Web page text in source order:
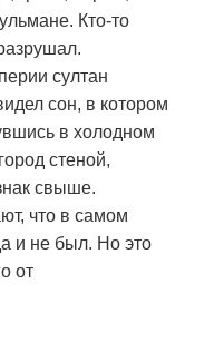
Кто-то
султан
сон, в котором
в холодном
стеной,
свыше.
что в самом
и не был. Но это
от